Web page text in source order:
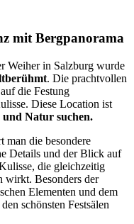
mit Bergpanorama
Weiher in Salzburg wurde
. Die prachtvollen
die Festung
Diese Location ist
Natur suchen.
man die besondere
Details und der Blick auf
die gleichzeitig
wirkt. Besonders der
Elementen und dem
schönsten Festsälen